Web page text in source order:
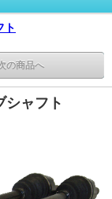
ト
の商品へ
シャフト